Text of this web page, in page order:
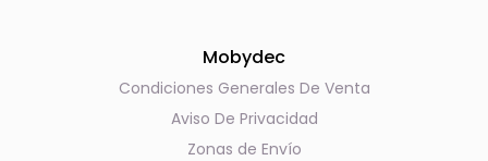
Mobydec
Condiciones Generales De Venta
Aviso De Privacidad
Zonas de Envío